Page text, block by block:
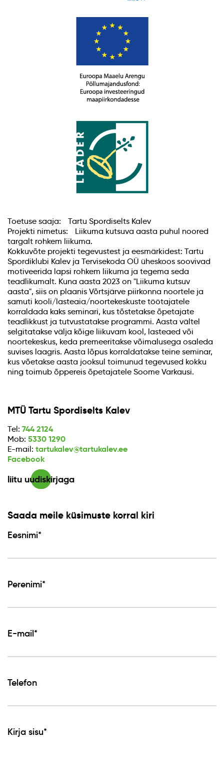
Toetuse saaja: Tartu Spordiselts Kalev
Projekti nimetus: Liikuma kutsuva aasta puhul noored
targalt rohkem liikuma.
Kokkuvõte projekti tegevustest ja eesmärkidest: Tartu
Spordiklubi Kalev ja Tervisekoda OÜ üheskoos soovivad
motiveerida lapsi rohkem liikuma ja tegema seda
teadlikumalt. Kuna aasta 2023 on "Liikuma kutsuv
aasta", siis on plaanis Võrtsjärve piirkonna noortele ja
samuti kooli/lasteaia/noortekeskuste töötajatele
korraldada kaks seminari, kus tõstetakse õpetajate
teadlikkust ja tutvustatakse programmi. Aasta vältel
selgitatakse välja kõige liikuvam kool, lasteaed või
noortekeskus, keda premeeritakse võimalusega osaleda
suvises laagris. Aasta lõpus korraldatakse teine seminar,
kus võetakse aasta jooksul toimunud tegevused kokku
ning toimub õppereis õpetajatele Soome Varkausi.
MTÜ Tartu Spordiselts Kalev
Tel: 744 2124
Mob: 5330 1290
E-mail: tartukalev@tartukalev.ee
Facebook
liitu uudiskirjaga
Saada meile küsimuste korral kiri
Eesnimi*
Perenimi*
E-mail*
Telefon
Kirja sisu*